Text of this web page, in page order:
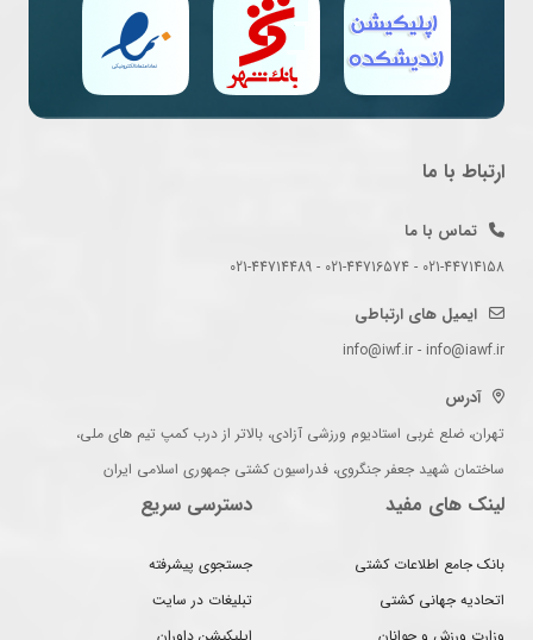
ارتباط با ما
تماس با ما
021-44714158 - 021-44716574 - 021-44714489
ایمیل های ارتباطی
info@iwf.ir - info@iawf.ir
آدرس
تهران، ضلع غربی استادیوم ورزشی آزادی، بالاتر از درب کمپ تیم های ملی،
ساختمان شهید جعفر جنگروی، فدراسیون کشتی جمهوری اسلامی ایران
لینک های مفید
بانک جامع اطلاعات کشتی
اتحادیه جهانی کشتی
وزارت ورزش و جوانان
دسترسی سریع
جستجوی پیشرفته
تبلیغات در سایت
اپلیکیشن داوران